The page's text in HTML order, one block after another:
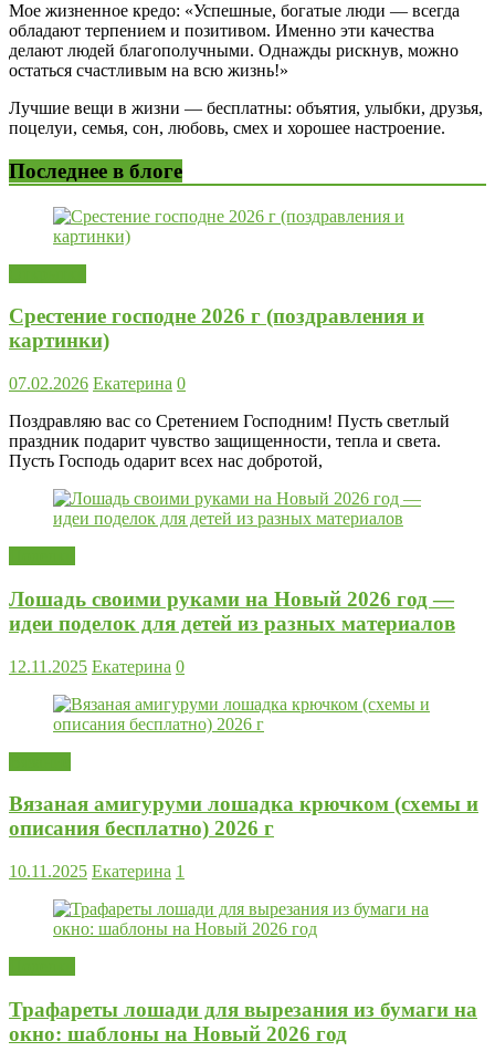
Мое жизненное кредо: «Успешные, богатые люди — всегда
обладают терпением и позитивом. Именно эти качества
делают людей благополучными. Однажды рискнув, можно
остаться счастливым на всю жизнь!»
Лучшие вещи в жизни — бесплатны: объятия, улыбки, друзья,
поцелуи, семья, сон, любовь, смех и хорошее настроение.
Последнее в блоге
Срестение господне 2026 г (поздравления и
картинки)
07.02.2026 Екатерина 0
Поздравляю вас со Сретением Господним! Пусть светлый
праздник подарит чувство защищенности, тепла и света.
Пусть Господь одарит всех нас добротой,
Лошадь своими руками на Новый 2026 год —
идеи поделок для детей из разных материалов
12.11.2025 Екатерина 0
Вязаная амигуруми лошадка крючком (схемы и
описания бесплатно) 2026 г
10.11.2025 Екатерина 1
Трафареты лошади для вырезания из бумаги на
окно: шаблоны на Новый 2026 год